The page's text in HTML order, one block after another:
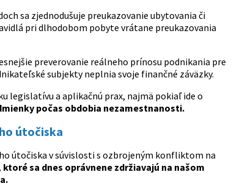
sa zjednodušuje preukazovanie ubytovania či
pri dlhodobom pobyte vrátane preukazovania
preverovanie reálneho prínosu podnikania pre
subjekty neplnia svoje finančné záväzky.
legislatívu a aplikačnú prax, najmä pokiaľ ide o
počas obdobia nezamestnanosti.
útočiska
útočiska v súvislosti s ozbrojeným konfliktom na
sa dnes oprávnene zdržiavajú na našom